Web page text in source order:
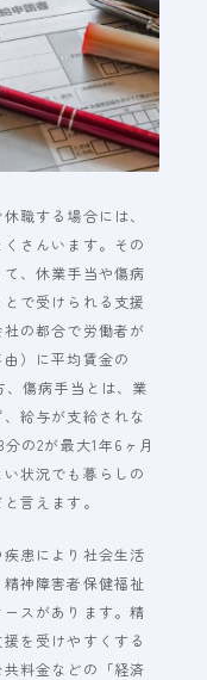
職する場合には、
さんいます。その
、休業手当や傷病
で受けられる支援
の都合で労働者が
）に平均賃金の
傷病手当とは、業
給与が支給されな
の2が最大1年6ヶ月
状況でも暮らしの
言えます。
患により社会生活
神障害者保健福祉
スがあります。精
を受けやすくする
料金などの「経済